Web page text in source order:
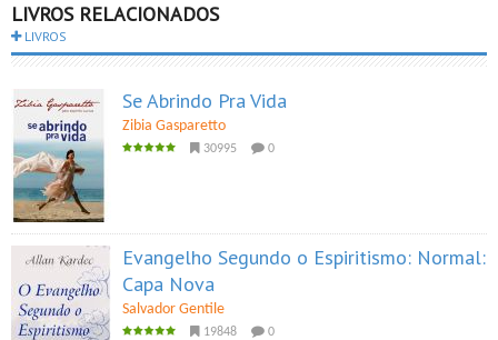
LIVROS RELACIONADOS
LIVROS
Se Abrindo Pra Vida
Zibia Gasparetto
30995 0
Evangelho Segundo o Espiritismo: Normal:
Capa Nova
Salvador Gentile
19848 0